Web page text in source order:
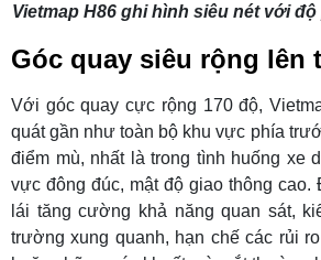
Vietmap H86 ghi hình siêu nét với
Góc quay siêu rộng lên
Với góc quay cực rộng 170 độ,
quát gần như toàn bộ khu vực phía
điểm mù, nhất là trong tình huống xe
vực đông đúc, mật độ giao thông
lái tăng cường khả năng quan sát,
trường xung quanh, hạn chế các rủi